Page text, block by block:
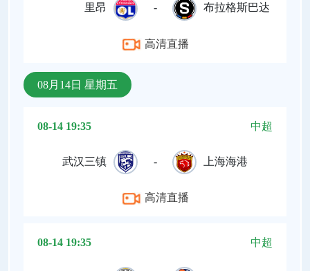
里昂 - 布拉格斯巴达
高清直播
08月14日 星期五
08-14 19:35 中超
武汉三镇 - 上海海港
高清直播
08-14 19:35 中超